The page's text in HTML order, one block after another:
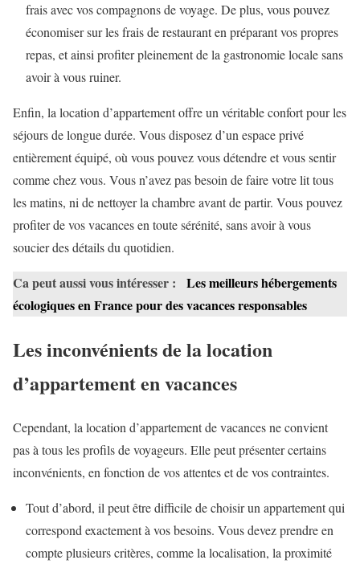
frais avec vos compagnons de voyage. De plus, vous pouvez
économiser sur les frais de restaurant en préparant vos propres
repas, et ainsi profiter pleinement de la gastronomie locale sans
avoir à vous ruiner.
Enfin, la location d’appartement offre un véritable confort pour les
séjours de longue durée. Vous disposez d’un espace privé
entièrement équipé, où vous pouvez vous détendre et vous sentir
comme chez vous. Vous n’avez pas besoin de faire votre lit tous
les matins, ni de nettoyer la chambre avant de partir. Vous pouvez
profiter de vos vacances en toute sérénité, sans avoir à vous
soucier des détails du quotidien.
Ca peut aussi vous intéresser :
Les meilleurs hébergements
écologiques en France pour des vacances responsables
Les inconvénients de la location
d’appartement en vacances
Cependant, la location d’appartement de vacances ne convient
pas à tous les profils de voyageurs. Elle peut présenter certains
inconvénients, en fonction de vos attentes et de vos contraintes.
Tout d’abord, il peut être difficile de choisir un appartement qui
correspond exactement à vos besoins. Vous devez prendre en
compte plusieurs critères, comme la localisation, la proximité